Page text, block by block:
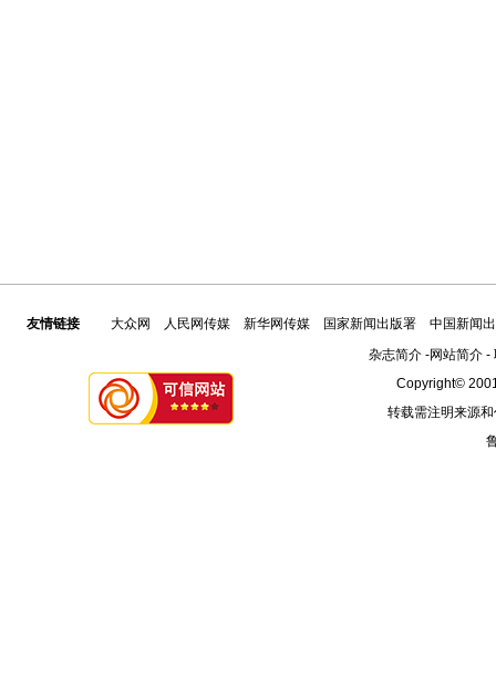
友情链接 大众网 人民网传媒 新华网传媒 国家新闻出版署
中国新闻
杂志简介-网站简介-
Copyright©
转载需注明来源